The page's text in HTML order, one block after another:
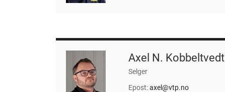
Axel N. Kobbeltvedt
Selger
Epost:axel@vtp.no